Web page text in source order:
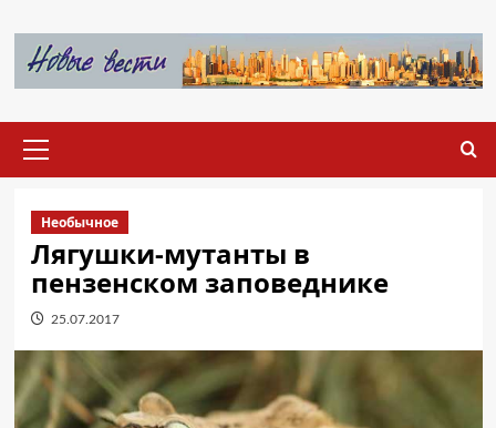
содержимому
меню
Необычное
Лягушки-мутанты в
пензенском заповеднике
25.07.2017